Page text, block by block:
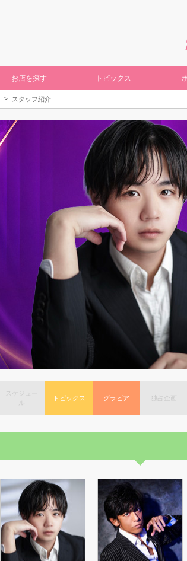
お店を探す トピックス
スタッフ紹介
スケジュー
トピックス グラビア 独占企画